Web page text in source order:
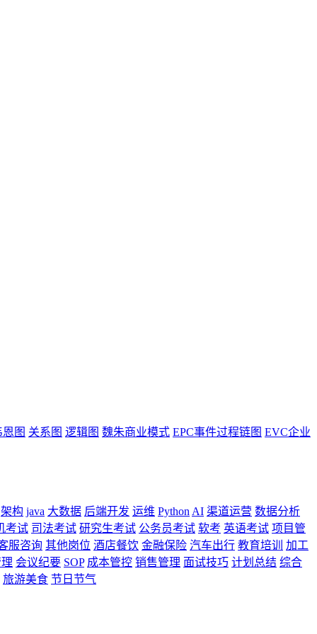
恩图 关系图 逻辑图 魏朱商业模式 EPC事件过程链图 EVC企业
架构 java 大数据 后端开发 运维 Python AI 渠道运营 数据分析
考试 司法考试 研究生考试 公务员考试 软考 英语考试 项目管
服咨询 其他岗位 酒店餐饮 金融保险 汽车出行 教育培训
加工
会议纪要 SOP 成本管控 销售管理 面试技巧 计划总结 综合
旅游美食 节日节气